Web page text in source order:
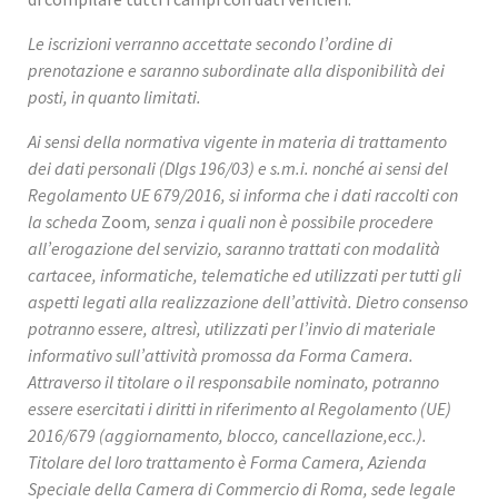
Le iscrizioni verranno accettate secondo l’ordine di
prenotazione e saranno subordinate alla disponibilità dei
posti, in quanto limitati.
Ai sensi della normativa vigente in materia di trattamento
dei dati personali (Dlgs 196/03) e s.m.i. nonché ai sensi del
Regolamento UE 679/2016, si informa che i dati raccolti con
la scheda Zoom, senza i quali non è possibile procedere
all’erogazione del servizio, saranno trattati con modalità
cartacee, informatiche, telematiche ed utilizzati per tutti gli
aspetti legati alla realizzazione dell’attività. Dietro consenso
potranno essere, altresì, utilizzati per l’invio di materiale
informativo sull’attività promossa da Forma Camera.
Attraverso il titolare o il responsabile nominato, potranno
essere esercitati i diritti in riferimento al Regolamento (UE)
2016/679 (aggiornamento, blocco, cancellazione,ecc.).
Titolare del loro trattamento è Forma Camera, Azienda
Speciale della Camera di Commercio di Roma, sede legale